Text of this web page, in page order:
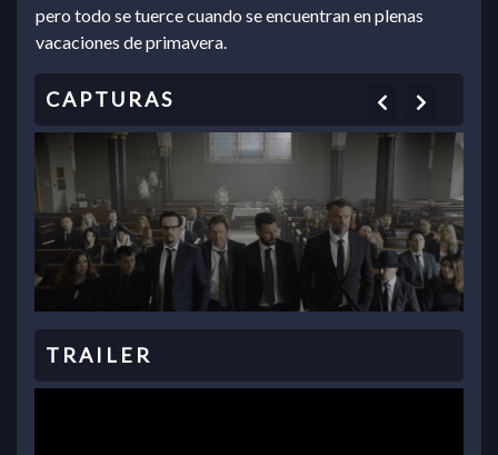
pero todo se tuerce cuando se encuentran en plenas
vacaciones de primavera.
Previous